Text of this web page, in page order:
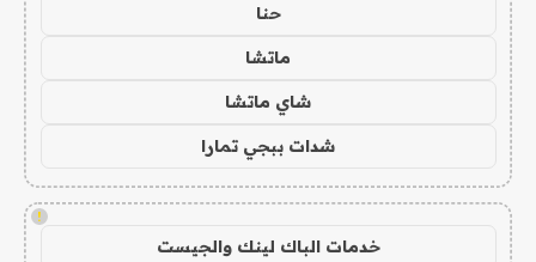
حنا
ماتشا
شاي ماتشا
شدات ببجي تمارا
!
خدمات الباك لينك والجيست